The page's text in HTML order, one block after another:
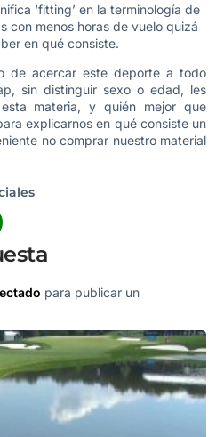
‘fitting’ en la terminología de
con menos horas de vuelo quizá
en qué consiste.
de acercar este deporte a todo
sin distinguir sexo o edad, les
materia, y quién mejor que
explicarnos en qué consiste un
no comprar nuestro material
para publicar un